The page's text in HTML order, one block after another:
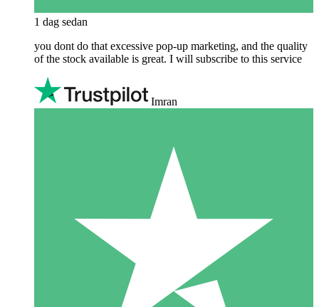
1 dag sedan
you dont do that excessive pop-up marketing, and the quality
of the stock available is great. I will subscribe to this service
Imran